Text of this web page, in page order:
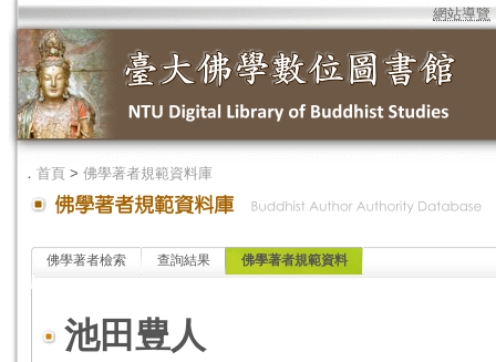
網站導覽
． 首頁 > 佛學著者規範資料庫
佛學著者檢索 查詢結果 佛學著者規範資料
池田豊人